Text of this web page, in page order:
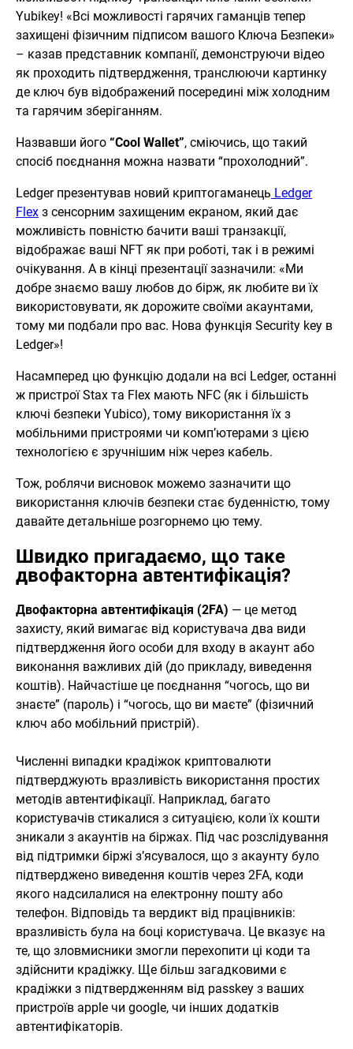
Yubikey! «Всі можливості гарячих гаманців тепер
захищені фізичним підписом вашого Ключа Безпеки»
– казав представник компанії, демонструючи відео
як проходить підтвердження, транслюючи картинку
де ключ був відображений посередині між холодним
та гарячим зберіганням.
Назвавши його “Cool Wallet”, сміючись, що такий
спосіб поєднання можна назвати “прохолодний”.
Ledger презентував новий криптогаманець Ledger
Flex з сенсорним захищеним екраном, який дає
можливість повністю бачити ваші транзакції,
відображає ваші NFT як при роботі, так і в режимі
очікування. А в кінці презентації зазначили: «Ми
добре знаємо вашу любов до бірж, як любите ви їх
використовувати, як дорожите своїми акаунтами,
тому ми подбали про вас. Нова функція Security key в
Ledger»!
Насамперед цю функцію додали на всі Ledger, останні
ж пристрої Stax та Flex мають NFC (як і більшість
ключі безпеки Yubico), тому використання їх з
мобільними пристроями чи комп’ютерами з цією
технологією є зручнішим ніж через кабель.
Тож, роблячи висновок можемо зазначити що
використання ключів безпеки стає буденністю, тому
давайте детальніше розгорнемо цю тему.
Швидко пригадаємо, що таке
двофакторна автентифікація?
Двофакторна автентифікація (2FA) — це метод
захисту, який вимагає від користувача два види
підтвердження його особи для входу в акаунт або
виконання важливих дій (до прикладу, виведення
коштів). Найчастіше це поєднання “чогось, що ви
знаєте” (пароль) і “чогось, що ви маєте” (фізичний
ключ або мобільний пристрій).
Численні випадки крадіжок криптовалюти
підтверджують вразливість використання простих
методів автентифікації. Наприклад, багато
користувачів стикалися з ситуацією, коли їх кошти
зникали з акаунтів на біржах. Під час розслідування
від підтримки біржі з’ясувалося, що з акаунту було
підтверджено виведення коштів через 2FA, коди
якого надсилалися на електронну пошту або
телефон. Відповідь та вердикт від працівників:
вразливість була на боці користувача. Це вказує на
те, що зловмисники змогли перехопити ці коди та
здійснити крадіжку. Ще більш загадковими є
крадіжки з підтвердженням від passkey з ваших
пристроїв apple чи google, чи інших додатків
автентифікаторів.